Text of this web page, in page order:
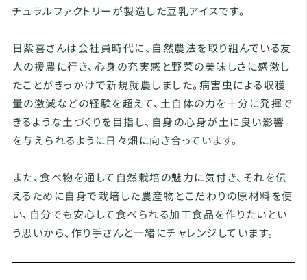
チュラルファクトリーが製造した豆乳アイスです。
日紫喜さんは会社員時代に、自然農法を取り組んでいる友
人の援農に行き、心身の充実感と野菜の美味しさに感激し
たことがきっかけで新規就農しました。病害虫による収穫
量の激減などの経験を超えて、土自体の力を十分に発揮で
きるような土づくりを目指し、自身の心身が土に良い影響
を与えられるように日々畑に向き合っています。
また、食べ物を通して自然栽培の魅力に気付き、それを伝
えるために自身で栽培した農産物とこだわりの原材料を使
い、自分でも安心して食べられる加工食品を作りたいとい
う思いから、作り手さんと一緒にチャレンジしています。